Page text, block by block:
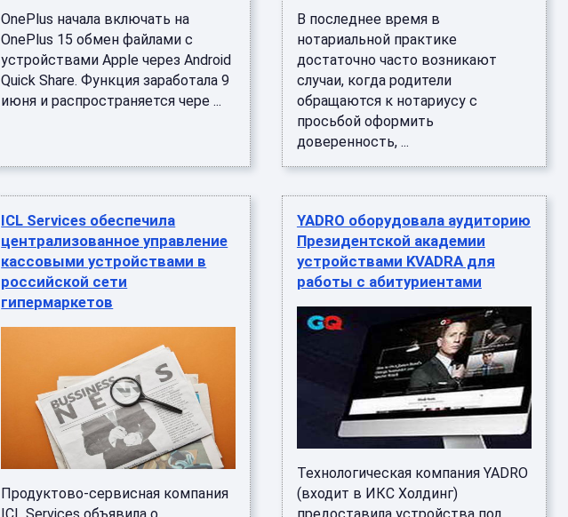
OnePlus начала включать на
OnePlus 15 обмен файлами с
устройствами Apple через Android
Quick Share. Функция заработала 9
июня и распространяется чере ...
В последнее время в
нотариальной практике
достаточно часто возникают
случаи, когда родители
обращаются к нотариусу с
просьбой оформить
доверенность, ...
ICL Services обеспечила
централизованное управление
кассовыми устройствами в
российской сети
гипермаркетов
Продуктово-сервисная компания
YADRO оборудовала аудиторию
Президентской академии
устройствами KVADRA для
работы с абитуриентами
Технологическая компания YADRO
(входит в ИКС Холдинг)